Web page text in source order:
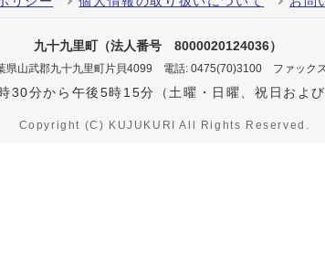
九十九里町（法人番号 8000020124036）
山武郡九十九里町片貝4099 電話: 0475(70)3100 ファック
30分から午後5時15分（土曜・日曜、祝日および
Copyright (C) KUJUKURI All Rights Reserved.